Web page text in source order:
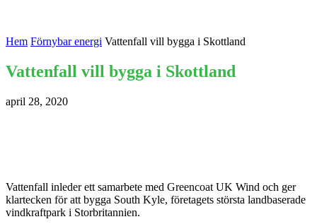
Hem Förnybar energi Vattenfall vill bygga i Skottland
Vattenfall vill bygga i Skottland
april 28, 2020
Vattenfall inleder ett samarbete med Greencoat UK Wind och ger
klartecken för att bygga South Kyle, företagets största landbaserade
vindkraftpark i Storbritannien.